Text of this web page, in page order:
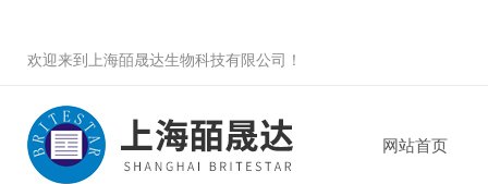
欢迎来到 上海皕晟达生物科技有限公司 ！
网站首页